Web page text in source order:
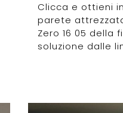
Clicca e ottieni
parete
Zero 16 05 della
soluzione dalle